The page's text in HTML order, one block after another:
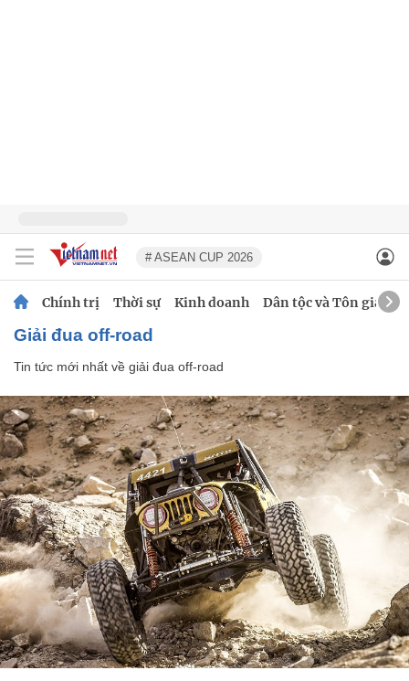
# ASEAN CUP 2026
Chính trị Thời sự Kinh doanh Dân tộc và Tôn giáo
giải đua off-road
Tin tức mới nhất về giải đua off-road